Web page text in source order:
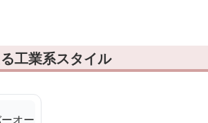
工業系スタイル